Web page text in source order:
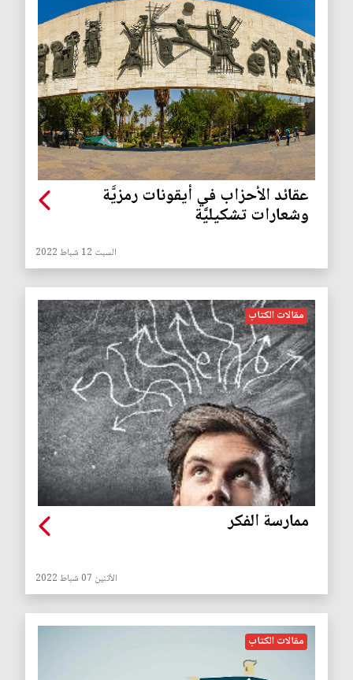
عقائد الأحزاب في أيقونات رمزيَّة
وشعارات تشكيليَّة
السبت 12 شباط 2022
مقالات الكتاب
ممارسة الفكر
الأثنين 07 شباط 2022
مقالات الكتاب